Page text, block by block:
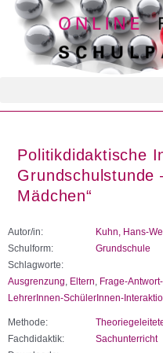
Politikdidaktische
Grundschulstunde
Mädchen“
Autor/in:
Kuhn, Hans-
Schulform:
Grundschule
Schlagworte:
Ausgrenzung Eltern Frage-
LehrerInnen-SchülerInnen-
Methode:
Fachdidaktik:
Sachunterricht